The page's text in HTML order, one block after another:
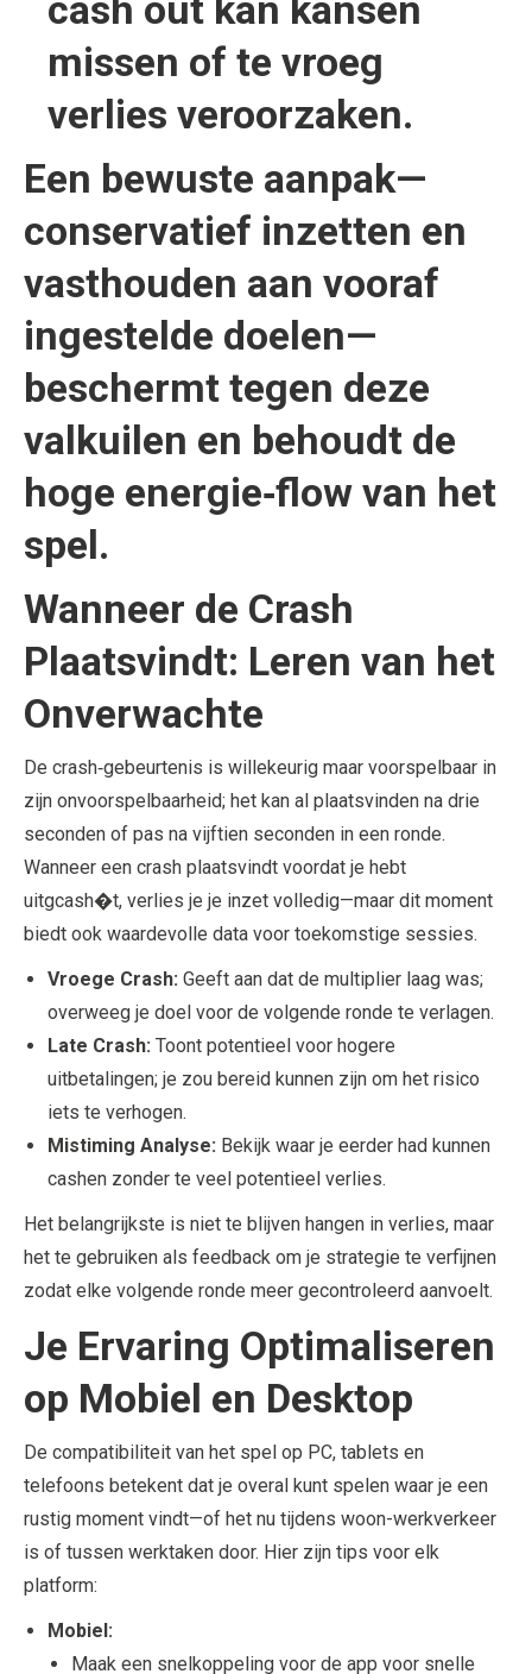
missen of te vroeg
verlies veroorzaken.
Een bewuste aanpak—
conservatief inzetten en
vasthouden aan vooraf
ingestelde doelen—
beschermt tegen deze
valkuilen en behoudt de
hoge energie‑flow van het
spel.
Wanneer de Crash
Plaatsvindt: Leren van het
Onverwachte
De crash‑gebeurtenis is willekeurig maar voorspelbaar in
zijn onvoorspelbaarheid; het kan al plaatsvinden na drie
seconden of pas na vijftien seconden in een ronde.
Wanneer een crash plaatsvindt voordat je hebt
uitgcash�t, verlies je je inzet volledig—maar dit moment
biedt ook waardevolle data voor toekomstige sessies.
Vroege Crash: Geeft aan dat de multiplier laag was;
overweeg je doel voor de volgende ronde te verlagen.
Late Crash: Toont potentieel voor hogere
uitbetalingen; je zou bereid kunnen zijn om het risico
iets te verhogen.
Mistiming Analyse: Bekijk waar je eerder had kunnen
cashen zonder te veel potentieel verlies.
Het belangrijkste is niet te blijven hangen in verlies, maar
het te gebruiken als feedback om je strategie te verfijnen
zodat elke volgende ronde meer gecontroleerd aanvoelt.
Je Ervaring Optimaliseren
op Mobiel en Desktop
De compatibiliteit van het spel op PC, tablets en
telefoons betekent dat je overal kunt spelen waar je een
rustig moment vindt—of het nu tijdens woon-werkverkeer
is of tussen werktaken door. Hier zijn tips voor elk
platform:
Mobiel:
Maak een snelkoppeling voor de app voor snelle